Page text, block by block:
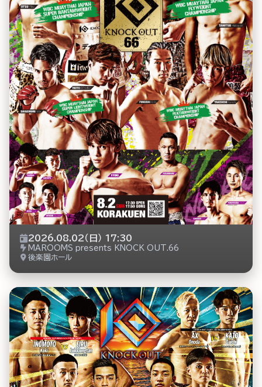
2026.08.02（日） 17:30
MAROOMS presents KNOCK OUT.66
後楽園ホール